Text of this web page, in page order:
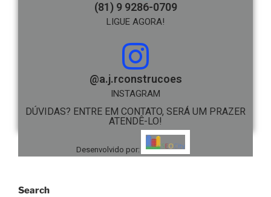
(81) 9 9286-0709
LIGUE AGORA!
@a.j.rconstrucoes
INSTAGRAM
DÚVIDAS? ENTRE EM CONTATO, SERÁ UM PRAZER
ATENDÊ-LO!
Desenvolvido por:
Search